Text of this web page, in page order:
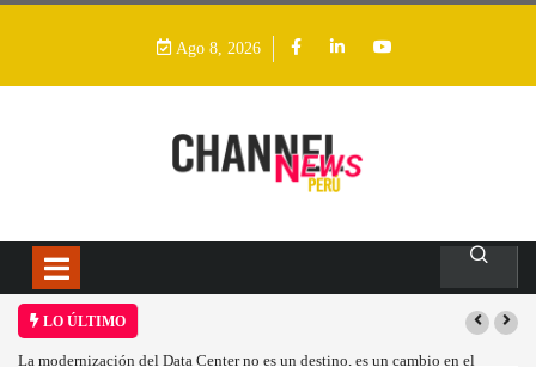
Ago 8, 2026
LO ÚLTIMO
La modernización del Data Center no es un destino, es un cambio en el